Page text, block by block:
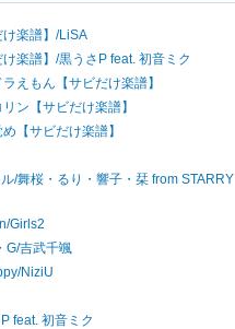
楽譜】/LiSA
楽譜】/黒うさP feat. 初音ミク
えもん【サビだけ楽譜】
ン【サビだけ楽譜】
【サビだけ楽譜】
/舞桜・るり・響子・栞 from STARRY
Girls2
G/吉武千颯
NiziU
feat. 初音ミク